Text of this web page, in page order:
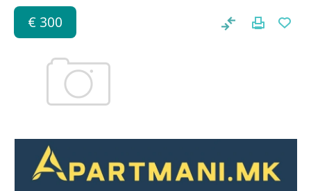
€ 300